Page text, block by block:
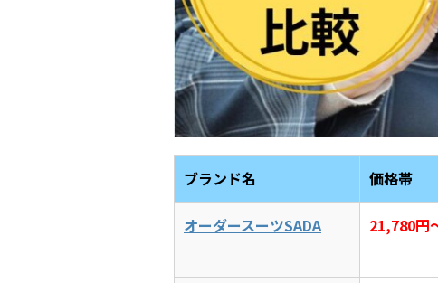
ブランド名 価格帯
オーダースーツSADA 21,780円